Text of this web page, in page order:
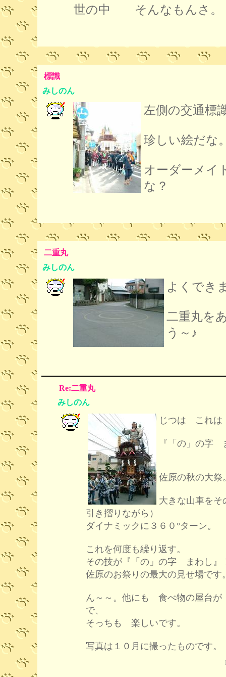
世の中 そんなもんさ。
標識
みしのん
左側の交通標
珍しい絵だな
オーダーメイ
な？
二重丸
みしのん
よくでき
二重丸を
う～♪
Re:二重丸
みしのん
じつは これは
『「の」の字
佐原の秋の大祭
大きな山車をそ
引き摺りながら）
ダイナミックに３６０°ターン。
これを何度も繰り返す。
その技が『「の」の字 まわし』
佐原のお祭りの最大の見せ場です
ん～～。他にも 食べ物の屋台
で、
そっちも 楽しいです。
写真は１０月に撮ったものです。